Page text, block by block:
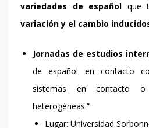
variedades de español que
variación y el cambio
Jornadas de estudios
de español en contacto
sistemas en contacto o
heterogéneas.”
Lugar: Universidad